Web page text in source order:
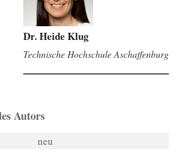
Dr. Heide Klug
Technische Hochschule Aschaffenburg
Autors
neu